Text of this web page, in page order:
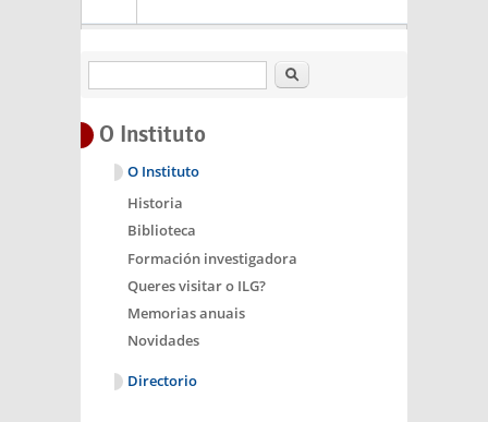
Buscar
O Instituto
O Instituto
Historia
Biblioteca
Formación investigadora
Queres visitar o ILG?
Memorias anuais
Novidades
Directorio